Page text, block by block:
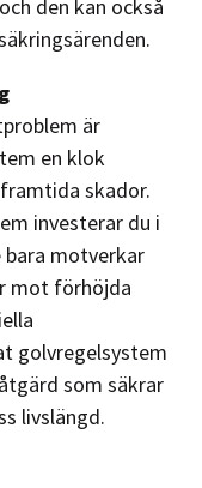
den kan också
är
en klok
skador.
investerar du i
motverkar
mot förhöjda
golvregelsystem
som säkrar
livslängd.